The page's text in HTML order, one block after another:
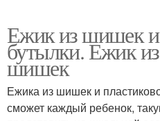
Ежик из шишек и
бутылки. Ежик
шишек
Ежика из шишек и
сможет каждый ребенок,